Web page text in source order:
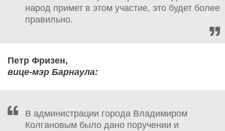
народ примет в этом участие, это будет более
правильно.
Петр Фризен,
вице-мэр Барнаула:
В администрации города Владимиром
Колгановым было дано поручении и